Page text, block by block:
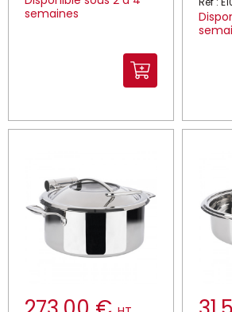
semaines